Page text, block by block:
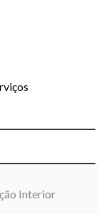
Interior